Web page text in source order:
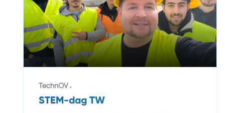
TechnOV
STEM-dag TW